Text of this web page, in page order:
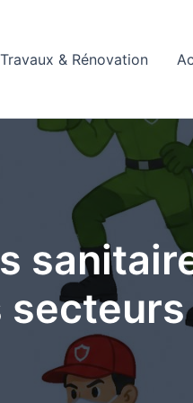
Travaux & Rénovation
secteurs